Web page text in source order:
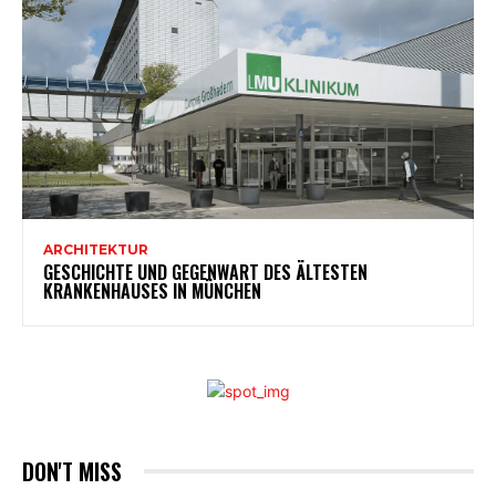
ARCHITEKTUR
GESCHICHTE UND GEGENWART DES ÄLTESTEN
KRANKENHAUSES IN MÜNCHEN
DON'T MISS